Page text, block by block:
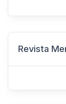
Revista